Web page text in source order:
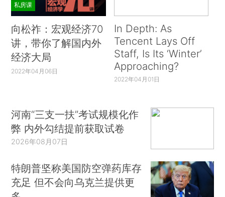
私房课
向松祚：宏观经济70
讲，带你了解国内外
经济大局
2022年04月06日
In Depth: As
Tencent Lays Off
Staff, Is Its ‘Winter’
Approaching?
2022年04月01日
河南“三支一扶”考试规模化作
弊 内外勾结提前获取试卷
2026年08月07日
特朗普坚称美国防空弹药库存
充足 但不会向乌克兰提供更